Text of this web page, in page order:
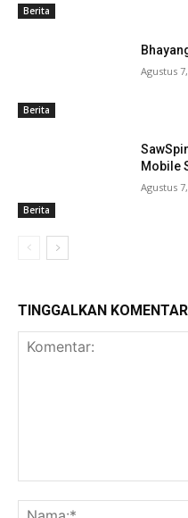
Berita
Berita
Agustus
Berita
Mobile
Agustus
TINGGALKAN KOMENTAR